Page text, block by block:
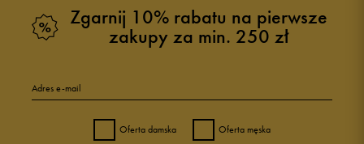
Zgarnij 10% rabatu na pierwsze
zakupy za min. 250 zł
Adres e-mail
Oferta damska Oferta męska